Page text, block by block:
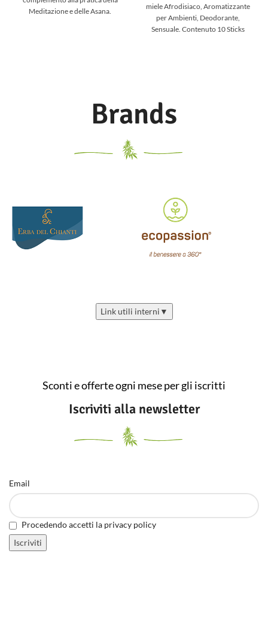
Meditazione e delle Asana.
miele Afrodisiaco, Aromatizzante
per Ambienti, Deodorante,
Sensuale. Contenuto 10 Sticks
Brands
Link utili interni ▼
Sconti e offerte ogni mese per gli iscritti
Iscriviti alla newsletter
Email
Procedendo accetti la privacy policy